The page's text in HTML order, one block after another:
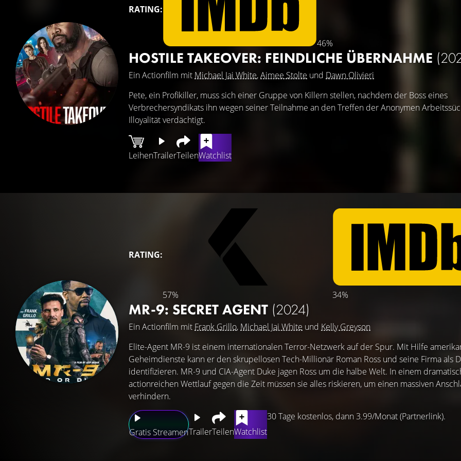
RATING:
46%
HOSTILE TAKEOVER: FEINDLICHE ÜBERNAHME
Ein Actionfilm mit Michael Jai White,Aimee Stolte und Dawn Olivieri
LeihenTrailerTeilenWatchlist
Pete, ein Profikiller, muss sich einer Gruppe von Killern stellen, nachdem der Boss eines
Verbrechersyndikats ihn wegen seiner Teilnahme an den Treffen der Anonymen
Illoyalität verdächtigt.
RATING:
57% 34%
MR-9: SECRET AGENT (2024)
Ein Actionfilm mit Frank Grillo, Michael Jai White und Kelly Greyson
Gratis StreamenTrailerTeilenWatchlist
30 Tage kostenlos, dann 3.99/Monat (Partnerlink).
Elite-Agent MR-9 ist einem internationalen Terror-Netzwerk auf der Spur. Mit Hilfe
Geheimdienste kann er den skrupellosen Tech-Millionär Roman Ross und seine Firma als
identifizieren. MR-9 und CIA-Agent Duke jagen Ross um die halbe Welt. In einem
actionreichen Wettlauf gegen die Zeit müssen sie alles riskieren, um einen massiven
verhindern.